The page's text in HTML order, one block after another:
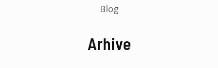
Blog
Arhive